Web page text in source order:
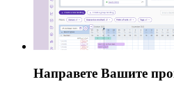
Направете Вашите